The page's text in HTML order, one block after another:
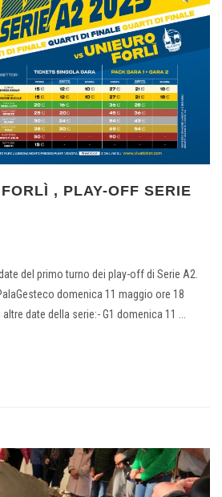
, PLAY-OFF SERIE
del primo turno dei play-off di Serie A2.
domenica 11 maggio ore 18
date della serie:- G1 domenica 11 ...